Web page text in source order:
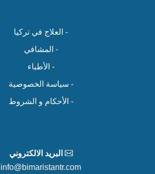
- العلاج في تركيا
- المشافي
- الأطباء
- سياسة الخصوصية
- الأحكام و الشروط
البريد الالكتروني
info@bimaristantr.com